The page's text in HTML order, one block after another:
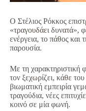
Ο Στέλιος Ρόκκος
«τραγουδάει δυνατά»,
ενέργεια, το πάθος και
παρουσία.
Με τη χαρακτηριστική
τον ξεχωρίζει, κάθε
βιωματική εμπειρία
τραγούδια, νέες
κοινό σε μία φωνή.